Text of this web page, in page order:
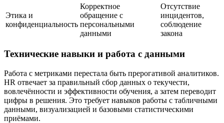
Этика и
конфиденциальность
Корректное
обращение с
персональными
данными
Отсутствие
инцидентов,
соблюдение
закона
Технические навыки и работа с данными
Работа с метриками перестала быть прерогативой аналитиков.
HR отвечает за правильный сбор данных о текучести,
вовлечённости и эффективности обучения, а затем переводит
цифры в решения. Это требует навыков работы с табличными
данными, визуализацией и базовыми статистическими
приёмами.